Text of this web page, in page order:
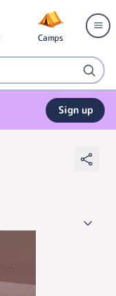
Camps
Sign up